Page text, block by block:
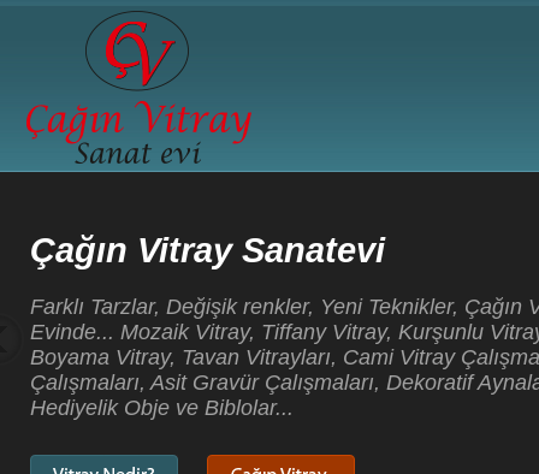
Çağın Vitray Sanatevi
Farklı Tarzlar, Değişik renkler, Yeni Teknikler, Çağın
Evinde... Mozaik Vitray, Tiffany Vitray, Kurşunlu
Boyama Vitray, Tavan Vitrayları, Cami Vitray
Çalışmaları, Asit Gravür Çalışmaları, Dekoratif
Hediyelik Obje ve Biblolar...